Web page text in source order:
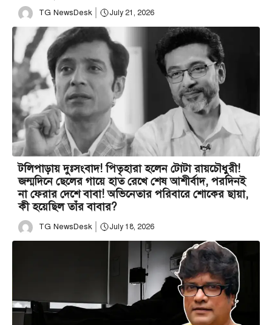
TG NewsDesk July 21, 2026
টলিপাড়ায় দুঃসংবাদ! পিতৃহারা হলেন টোটা রায়চৌধুরী!
জন্মদিনে ছেলের গায়ে হাত রেখে শেষ আশীর্বাদ, পরদিনই
না ফেরার দেশে বাবা! অভিনেতার পরিবারে শোকের ছায়া,
কী হয়েছিল তাঁর বাবার?
TG NewsDesk July 18, 2026